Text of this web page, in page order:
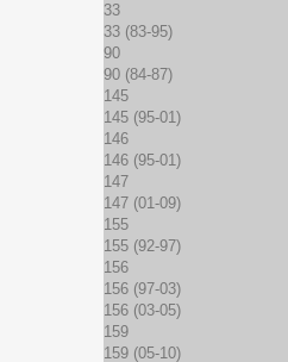
33
33 (83-95)
90
90 (84-87)
145
145 (95-01)
146
146 (95-01)
147
147 (01-09)
155
155 (92-97)
156
156 (97-03)
156 (03-05)
159
159 (05-10)